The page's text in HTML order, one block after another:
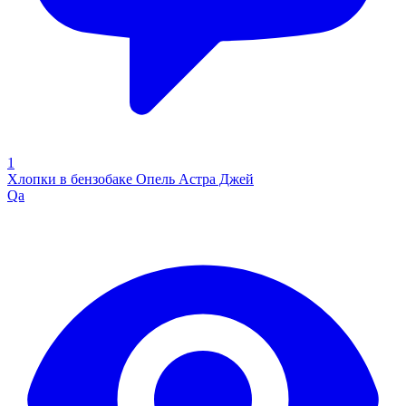
1
Хлопки в бензобаке Опель Астра Джей
Qa